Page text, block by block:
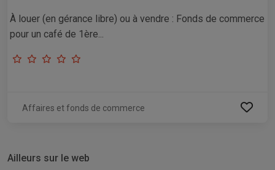
À louer (en gérance libre) ou à vendre : Fonds de commerce
pour un café de 1ère...
Affaires et fonds de commerce
Ailleurs sur le web